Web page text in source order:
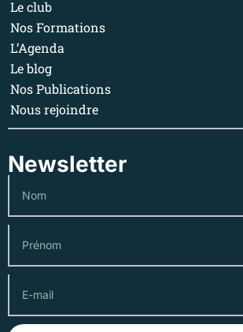
Le club
Nos Formations
L’Agenda
Le blog
Nos Publications
Nous rejoindre
Newsletter